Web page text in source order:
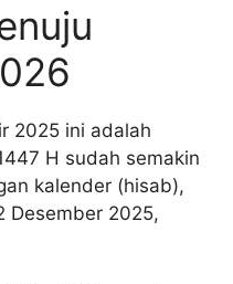
2025 ini adalah
H sudah semakin
kalender (hisab),
Desember 2025,